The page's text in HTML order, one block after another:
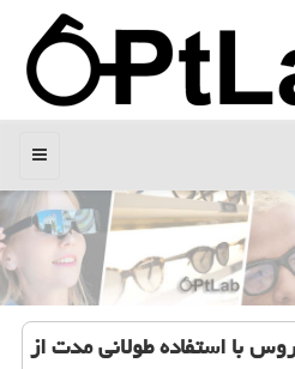
منو
با استفاده طولانی مدت از